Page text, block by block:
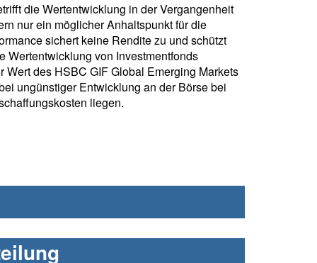
die Wertentwicklung in der Vergangenheit
nur ein möglicher Anhaltspunkt für die
sichert keine Rendite zu und schützt
Wertentwicklung von Investmentfonds
Wert des HSBC GIF Global Emerging Markets
ungünstiger Entwicklung an der Börse bei
liegen.